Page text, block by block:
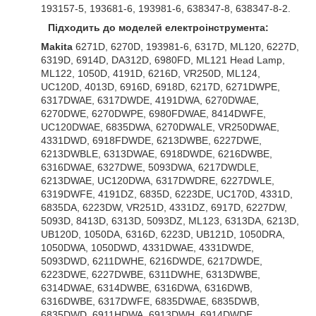
193157-5, 193681-6, 193981-6, 638347-8, 638347-8-2.
Підходить до моделей електроінструмента:
Makita 6271D, 6270D, 193981-6, 6317D, ML120, 6227D,
6319D, 6914D, DA312D, 6980FD, ML121 Head Lamp,
ML122, 1050D, 4191D, 6216D, VR250D, ML124,
UC120D, 4013D, 6916D, 6918D, 6217D, 6271DWPE,
6317DWAE, 6317DWDE, 4191DWA, 6270DWAE,
6270DWE, 6270DWPE, 6980FDWAE, 8414DWFE,
UC120DWAE, 6835DWA, 6270DWALE, VR250DWAE,
4331DWD, 6918FDWDE, 6213DWBE, 6227DWE,
6213DWBLE, 6313DWAE, 6918DWDE, 6216DWBE,
6316DWAE, 6327DWE, 5093DWA, 6217DWDLE,
6213DWAE, UC120DWA, 6317DWDRE, 6227DWLE,
6319DWFE, 4191DZ, 6835D, 6223DE, UC170D, 4331D,
6835DA, 6223DW, VR251D, 4331DZ, 6917D, 6227DW,
5093D, 8413D, 6313D, 5093DZ, ML123, 6313DA, 6213D,
UB120D, 1050DA, 6316D, 6223D, UB121D, 1050DRA,
1050DWA, 1050DWD, 4331DWAE, 4331DWDE,
5093DWD, 6211DWHE, 6216DWDE, 6217DWDE,
6223DWE, 6227DWBE, 6311DWHE, 6313DWBE,
6314DWAE, 6314DWBE, 6316DWA, 6316DWB,
6316DWBE, 6317DWFE, 6835DWAE, 6835DWB,